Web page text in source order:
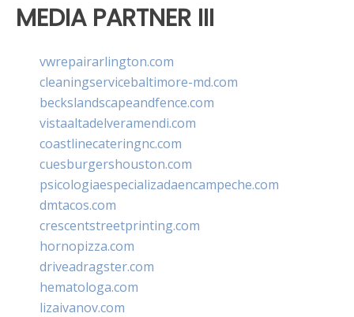
MEDIA PARTNER III
vwrepairarlington.com
cleaningservicebaltimore-md.com
beckslandscapeandfence.com
vistaaltadelveramendi.com
coastlinecateringnc.com
cuesburgershouston.com
psicologiaespecializadaencampeche.com
dmtacos.com
crescentstreetprinting.com
hornopizza.com
driveadragster.com
hematologa.com
lizaivanov.com